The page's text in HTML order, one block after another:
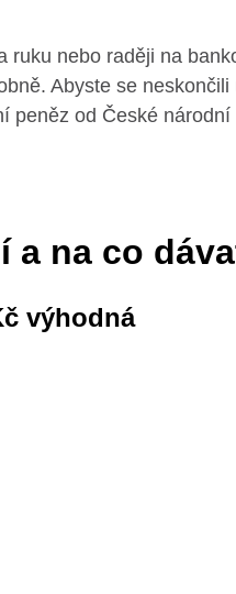
ruku nebo raději na
Abyste se
peněz od České
a na co
výhodná